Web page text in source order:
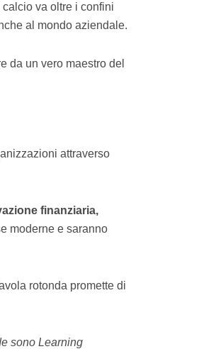
va oltre i confini
al mondo aziendale.
da un vero maestro del
attraverso
finanziaria,
moderne e saranno
rotonda promette di
sono Learning